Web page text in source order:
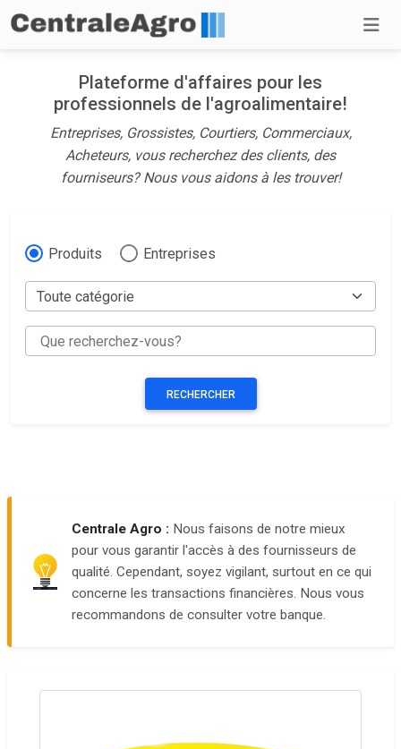
Plateforme d'affaires pour les
professionnels de l'agroalimentaire!
Entreprises, Grossistes, Courtiers, Commerciaux,
Acheteurs, vous recherchez des clients, des
fourniseurs? Nous vous aidons à les trouver!
Produits Entreprises
Centrale Agro : Nous faisons de notre mieux
pour vous garantir l'accès à des fournisseurs de
qualité. Cependant, soyez vigilant, surtout en ce qui
concerne les transactions financières. Nous vous
recommandons de consulter votre banque.